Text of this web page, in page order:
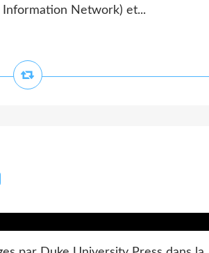
Information Network) et...